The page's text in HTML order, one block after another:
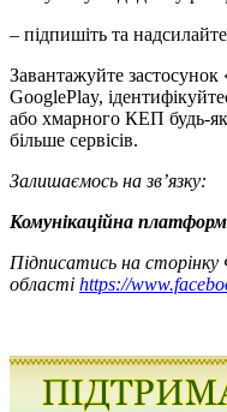
– підпишіть та
Завантажуйте
GooglePlay,
або хмарного КЕП будь-
більше сервісів.
Залишаємось на зв’язку:
Комунікаційна
Підписатись на
області https://